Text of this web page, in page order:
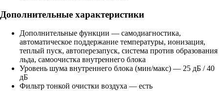
Дополнительные характеристики
Дополнительные функции — самодиагностика,
автоматическое поддержание температуры, ионизация,
теплый пуск, автоперезапуск, система против образования
льда, самоочистка внутреннего блока
Уровень шума внутреннего блока (мин/макс) — 25 дБ / 40
дБ
Фильтр тонкой очистки воздуха — есть